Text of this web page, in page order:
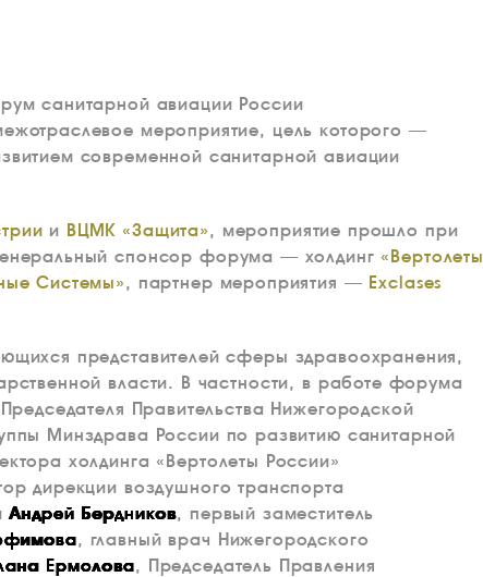
санитарной авиации России
мероприятие, цель которого —
современной санитарной авиации
и ВЦМК «Защита», мероприятие прошло при
спонсор форума — холдинг«Вертолеты
Системы», партнер мероприятия — Exclases
представителей сферы здравоохранения,
власти. В частности, в работе форума
Правительства Нижегородской
Минздрава России по развитию санитарной
холдинга «Вертолеты России»
дирекции воздушного транспорта
Андрей Бердников, первый заместитель
, главный врач Нижегородского
Ермолова, Председатель Правления